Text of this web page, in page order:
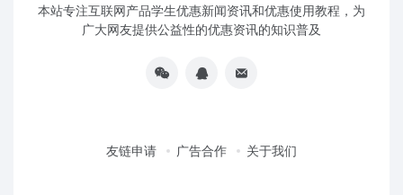
本站专注互联网产品学生优惠新闻资讯和优惠使用教程，为
广大网友提供公益性的优惠资讯的知识普及
友链申请 广告合作 关于我们